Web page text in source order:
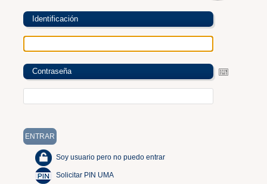
Identificación
Contraseña
Soy usuario pero no puedo entrar
Solicitar PIN UMA